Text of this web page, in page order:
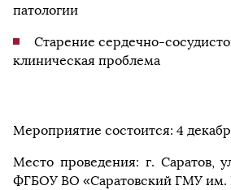
патологии
Старение сердечно-
клиническая проблема
Мероприятие состоится: 4
Место проведения: г. Саратов,
ФГБОУ ВО «Саратовский ГМУ им.